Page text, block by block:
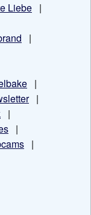
Liebe |
|
|
|
|
|
|